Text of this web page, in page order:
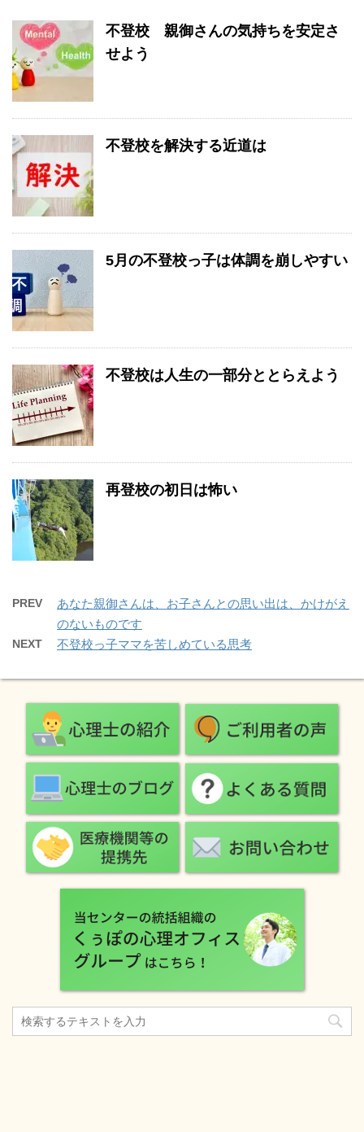
不登校 親御さんの気持ちを安定さ
せよう
不登校を解決する近道は
5月の不登校っ子は体調を崩しやすい
不登校は人生の一部分ととらえよう
再登校の初日は怖い
PREV
あなた親御さんは、お子さんとの思い出は、かけがえ
のないものです
NEXT 不登校っ子ママを苦しめている思考